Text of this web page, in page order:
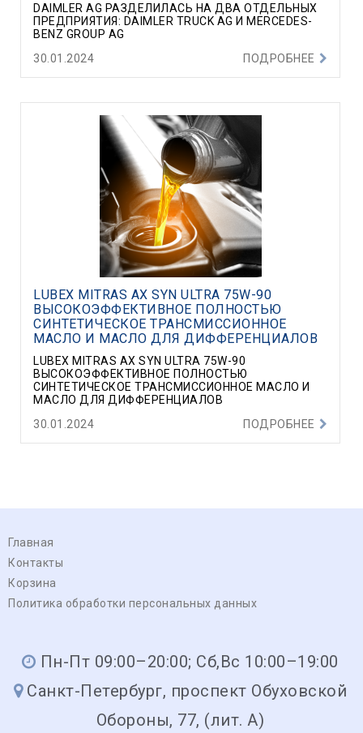
DAIMLER AG РАЗДЕЛИЛАСЬ НА ДВА ОТДЕЛЬНЫХ
ПРЕДПРИЯТИЯ: DAIMLER TRUCK AG И MERCEDES-
BENZ GROUP AG
30.01.2024
ПОДРОБНЕЕ
LUBEX MITRAS AX SYN ULTRA 75W-90
ВЫСОКОЭФФЕКТИВНОЕ ПОЛНОСТЬЮ
СИНТЕТИЧЕСКОЕ ТРАНСМИССИОННОЕ
МАСЛО И МАСЛО ДЛЯ ДИФФЕРЕНЦИАЛОВ
LUBEX MITRAS AX SYN ULTRA 75W-90
ВЫСОКОЭФФЕКТИВНОЕ ПОЛНОСТЬЮ
СИНТЕТИЧЕСКОЕ ТРАНСМИССИОННОЕ МАСЛО И
МАСЛО ДЛЯ ДИФФЕРЕНЦИАЛОВ
30.01.2024
ПОДРОБНЕЕ
Главная
Контакты
Корзина
Политика обработки персональных данных
Пн-Пт 09:00–20:00; Сб,Вс 10:00–19:00
Санкт-Петербург, проспект Обуховской
Обороны, 77, (лит. А)